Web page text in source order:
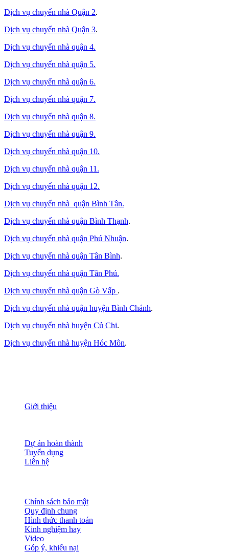
Dịch vụ chuyển nhà Quận 2.
Dịch vụ chuyển nhà Quận 3.
Dịch vụ chuyển nhà quận 4.
Dịch vụ chuyển nhà quận 5.
Dịch vụ chuyển nhà quận 6.
Dịch vụ chuyển nhà quận 7.
Dịch vụ chuyển nhà quận 8.
Dịch vụ chuyển nhà quận 9.
Dịch vụ chuyển nhà quận 10.
Dịch vụ chuyển nhà quận 11.
Dịch vụ chuyển nhà quận 12.
Dịch vụ chuyển nhà quận Bình Tân.
Dịch vụ chuyển nhà quận Bình Thạnh.
Dịch vụ chuyển nhà quận Phú Nhuận.
Dịch vụ chuyển nhà quận Tân Bình.
Dịch vụ chuyển nhà quận Tân Phú.
Dịch vụ chuyển nhà quận Gò Vấp .
Dịch vụ chuyển nhà quận huyện Bình Chánh.
Dịch vụ chuyển nhà huyện Củ Chi.
Dịch vụ chuyển nhà huyện Hóc Môn.
Giới thiệu
Dự án hoàn thành
Tuyển dụng
Liên hệ
Chính sách bảo mật
Quy định chung
Hình thức thanh toán
Kinh nghiệm hay
Video
Góp ý, khiếu nại